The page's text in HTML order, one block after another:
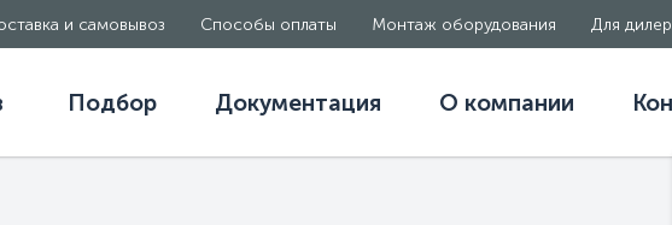
и самовывоз Способы оплаты Монтаж оборудования Для
Подбор Документация О компании